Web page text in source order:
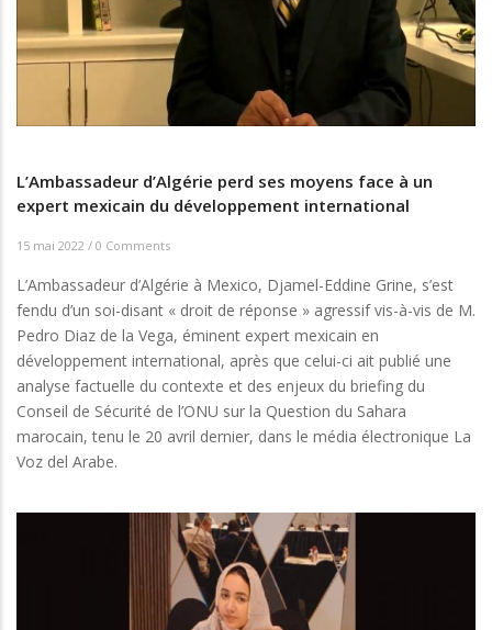
L’Ambassadeur d’Algérie perd ses moyens face à un
expert mexicain du développement international
15 mai 2022 / 0 Comments
L’Ambassadeur d’Algérie à Mexico, Djamel-Eddine Grine, s’est
fendu d’un soi-disant « droit de réponse » agressif vis-à-vis de M.
Pedro Diaz de la Vega, éminent expert mexicain en
développement international, après que celui-ci ait publié une
analyse factuelle du contexte et des enjeux du briefing du
Conseil de Sécurité de l’ONU sur la Question du Sahara
marocain, tenu le 20 avril dernier, dans le média électronique La
Voz del Arabe.